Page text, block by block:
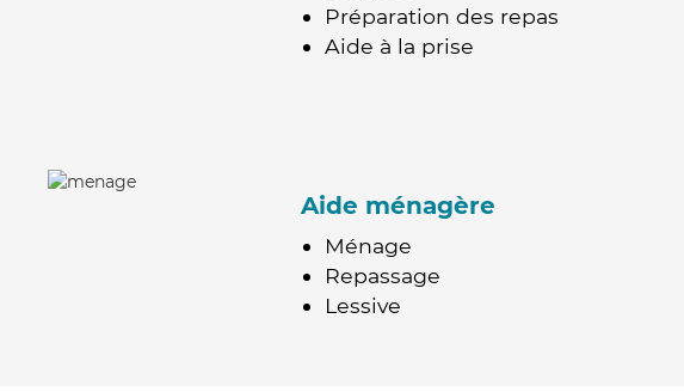
Préparation des repas
Aide à la prise
Aide ménagère
Ménage
Repassage
Lessive